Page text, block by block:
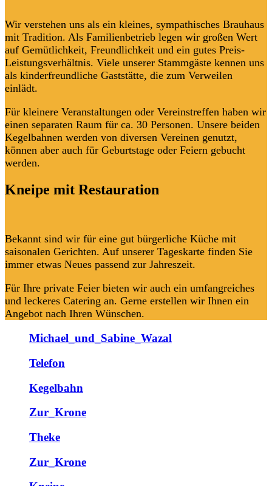
Wir verstehen uns als ein kleines, sympathisches Brauhaus
mit Tradition. Als Familienbetrieb legen wir großen Wert
auf Gemütlichkeit, Freundlichkeit und ein gutes Preis-
Leistungsverhältnis. Viele unserer Stammgäste kennen uns
als kinderfreundliche Gaststätte, die zum Verweilen
einlädt.
Für kleinere Veranstaltungen oder Vereinstreffen haben wir
einen separaten Raum für ca. 30 Personen. Unsere beiden
Kegelbahnen werden von diversen Vereinen genutzt,
können aber auch für Geburtstage oder Feiern gebucht
werden.
Kneipe mit Restauration
Bekannt sind wir für eine gut bürgerliche Küche mit
saisonalen Gerichten. Auf unserer Tageskarte finden Sie
immer etwas Neues passend zur Jahreszeit.
Für Ihre private Feier bieten wir auch ein umfangreiches
und leckeres Catering an. Gerne erstellen wir Ihnen ein
Angebot nach Ihren Wünschen.
Michael_und_Sabine_Wazal
Telefon
Kegelbahn
Zur_Krone
Theke
Zur_Krone